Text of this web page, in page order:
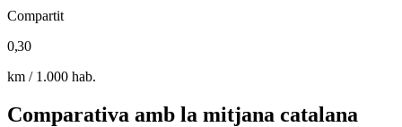
Compartit
0,30
km / 1.000 hab.
Comparativa amb la mitjana catalana